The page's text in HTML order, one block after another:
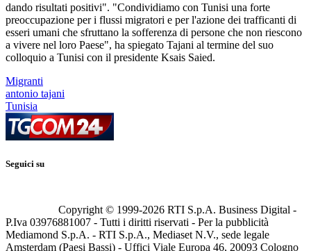
dando risultati positivi". "Condividiamo con Tunisi una forte
preoccupazione per i flussi migratori e per l'azione dei trafficanti di
esseri umani che sfruttano la sofferenza di persone che non riescono
a vivere nel loro Paese", ha spiegato Tajani al termine del suo
colloquio a Tunisi con il presidente Ksais Saied.
Migranti
antonio tajani
Tunisia
Seguici su
Copyright © 1999-2026 RTI S.p.A. Business Digital -
P.Iva 03976881007 - Tutti i diritti riservati - Per la pubblicità
Mediamond S.p.A. - RTI S.p.A., Mediaset N.V., sede legale
Amsterdam (Paesi Bassi) - Uffici Viale Europa 46, 20093 Cologno